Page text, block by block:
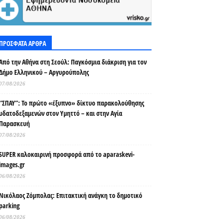
ΑΡΘΡΑ
την Αθήνα στη Σεούλ: Παγκόσμια διάκριση για τον
Ελληνικού – Αργυρούπολης
08/2026
Το πρώτο «έξυπνο» δίκτυο παρακολούθησης
στον Υμηττό – και στην Αγία
08/2026
καλοκαιρινή προσφορά από το aparaskevi-
08/2026
Ζόμπολας: Επιτακτική ανάγκη το δημοτικό
08/2026